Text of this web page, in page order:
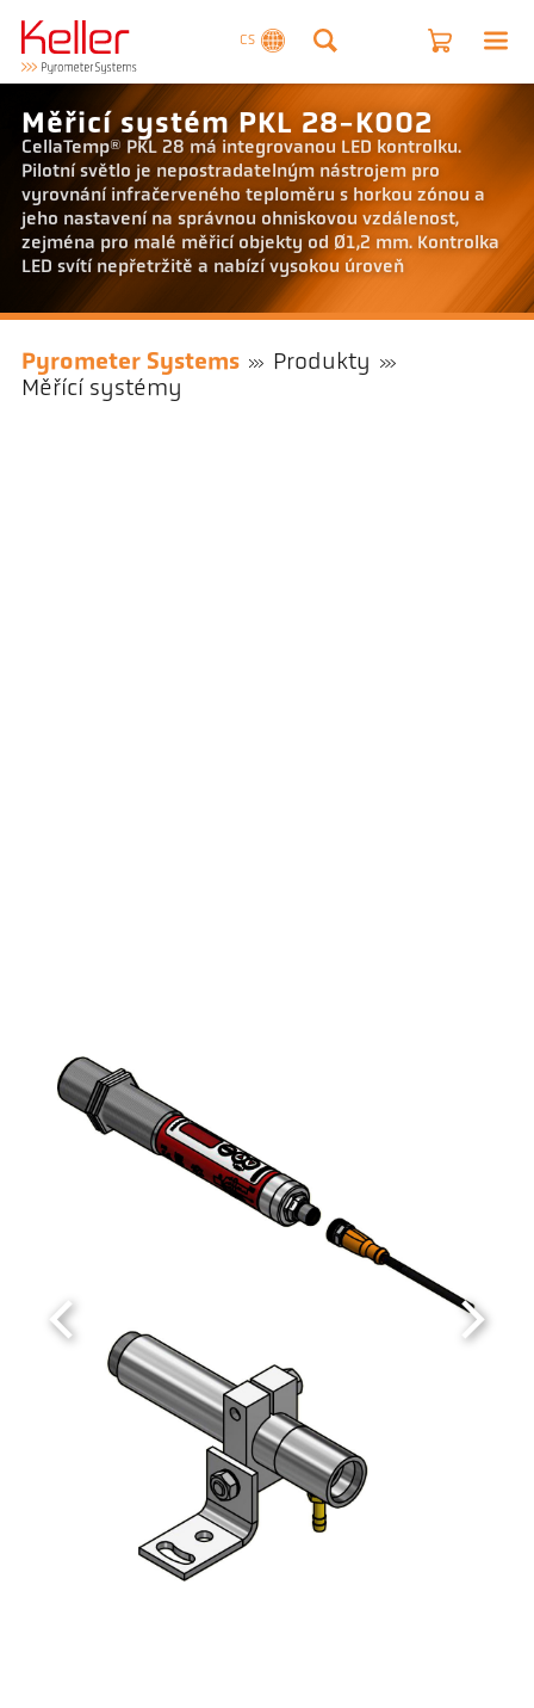
CS
Měřicí systém PKL 28-K002
CellaTemp® PKL 28 má integrovanou LED kontrolku.
Pilotní světlo je nepostradatelným nástrojem pro
vyrovnání infračerveného teploměru s horkou zónou a
jeho nastavení na správnou ohniskovou vzdálenost,
zejména pro malé měřicí objekty od Ø1,2 mm. Kontrolka
LED svítí nepřetržitě a nabízí vysokou úroveň
Pyrometer Systems
Produkty
Měřící systémy